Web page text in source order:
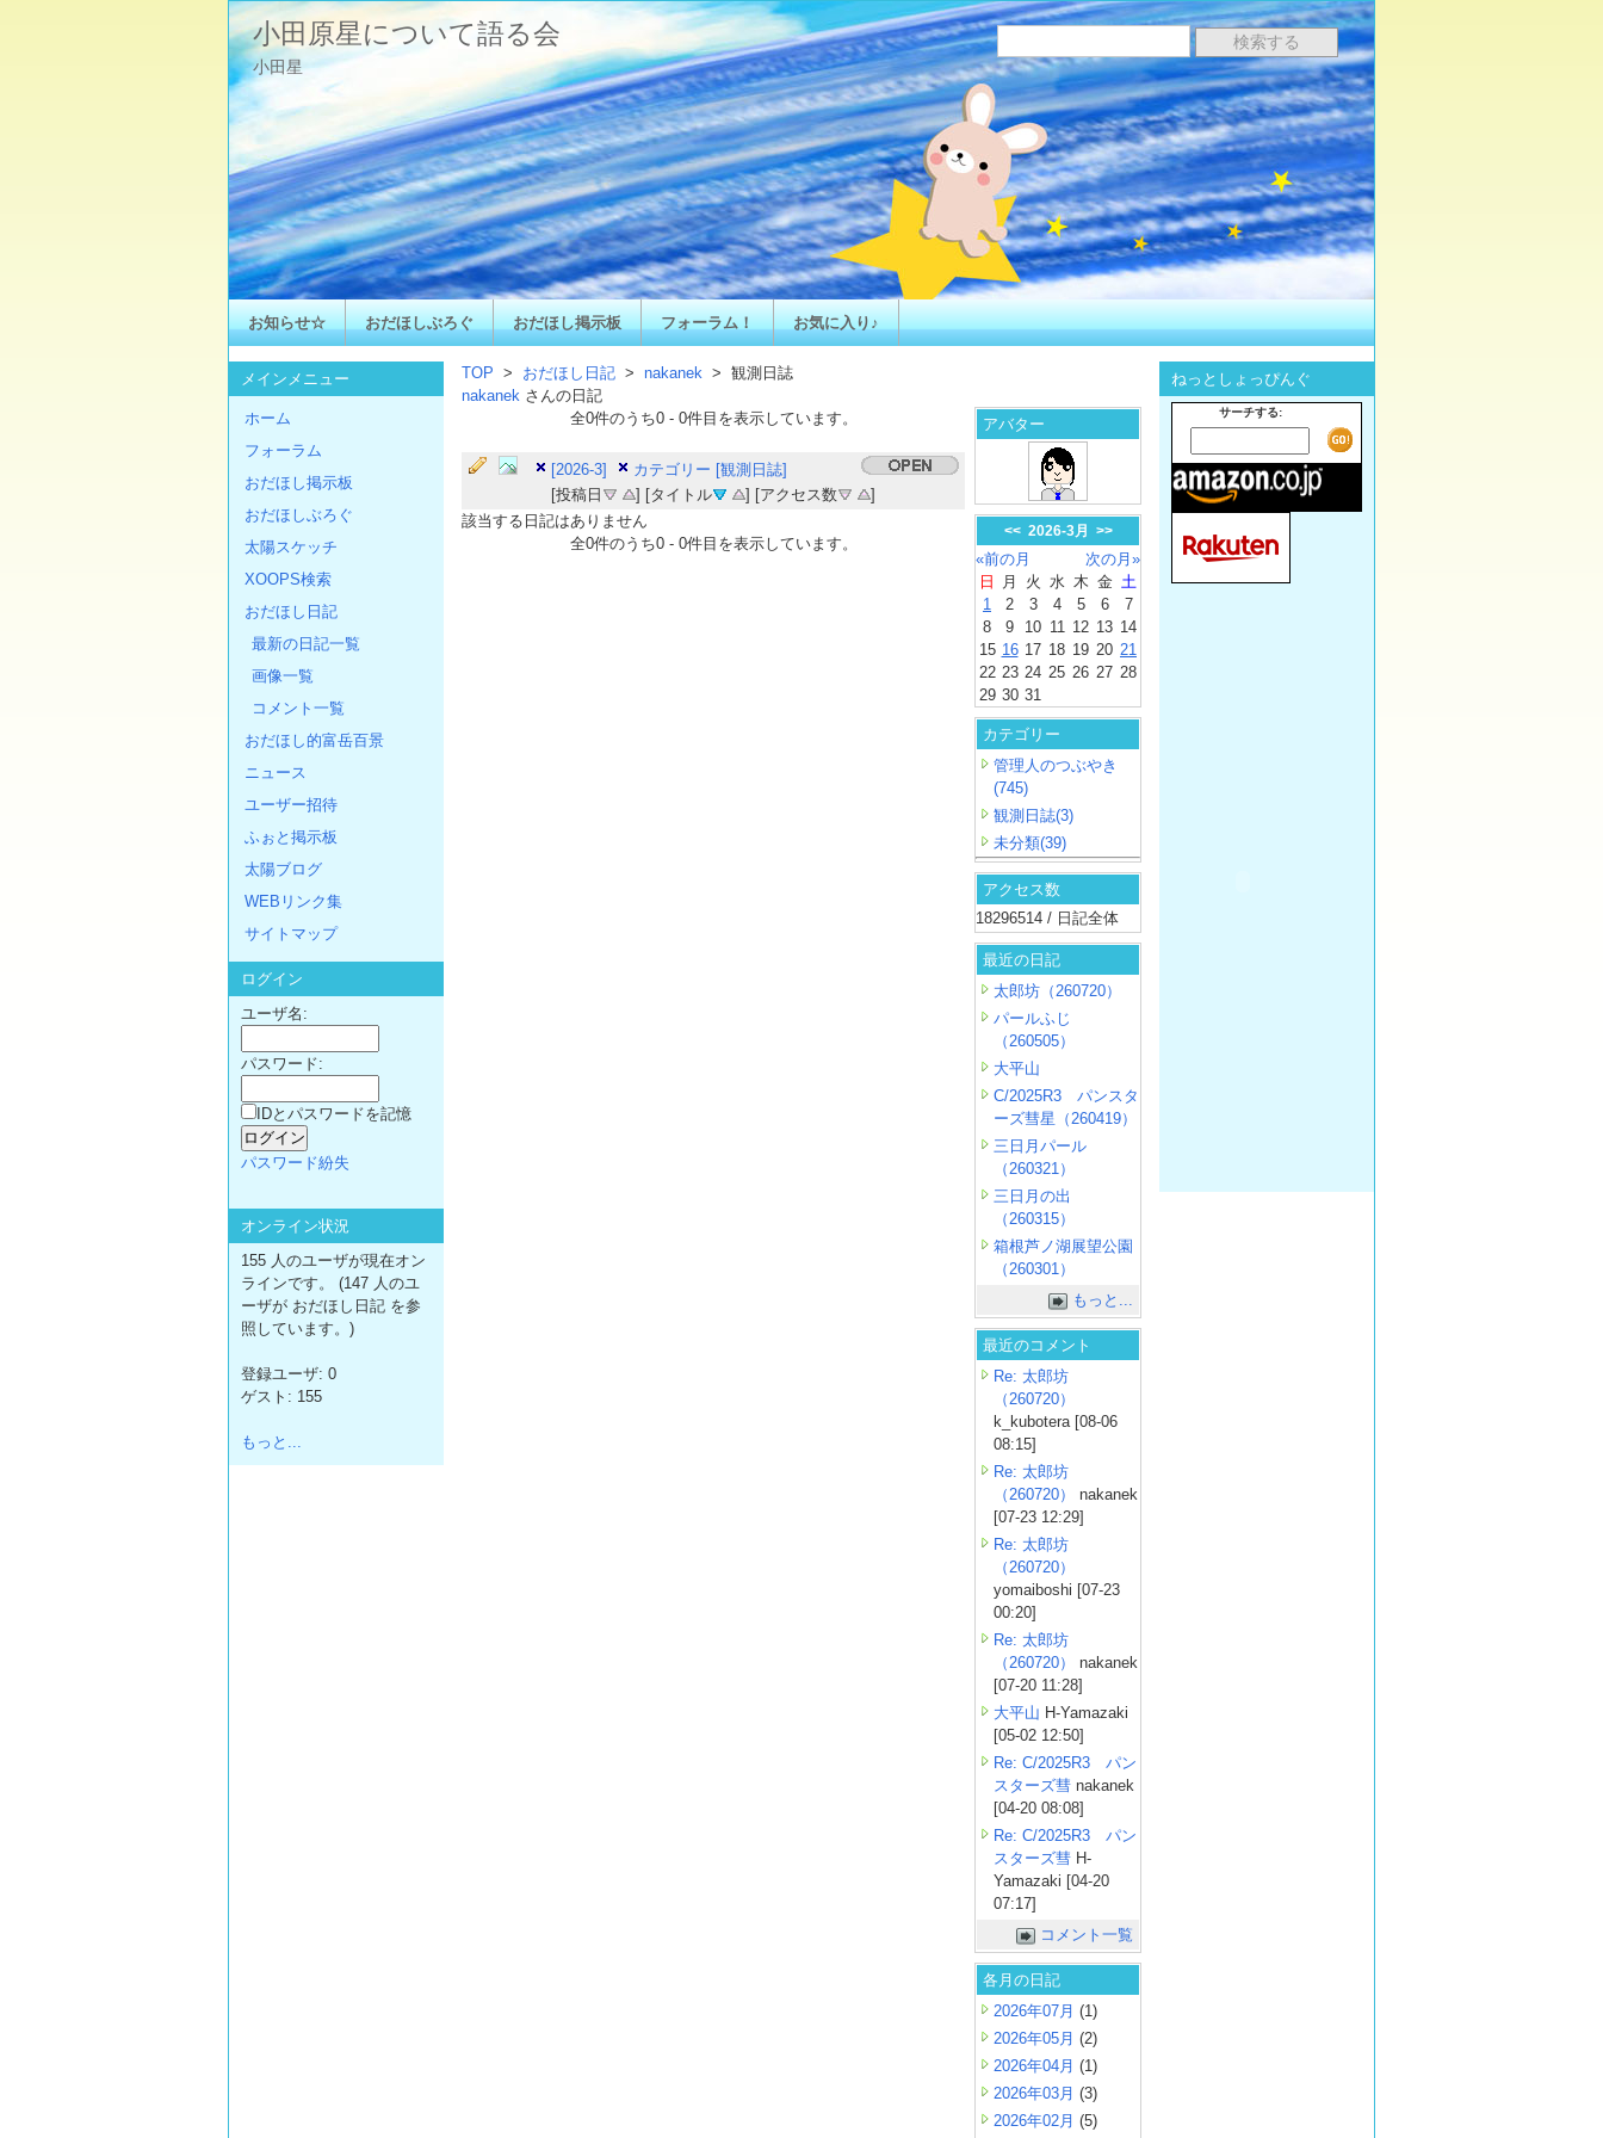
小田原星について語る会
小田星
お知らせ☆ おだほしぶろぐ おだほし掲示板 フォーラム！ お気に入り♪
TOP > おだほし日記 > nakanek > 観測日誌
nakanek さんの日記
全0件のうち0- 0件目を表示しています。
[2026-3]
カテゴリー [観測日誌]
[投稿日
] [タイトル ] [アクセス数
]
該当する日記はありません
全0件のうち0- 0件目を表示しています。
アバター
<< 2026-3月 >>
«前の月
次の月»
日
月 火 水 木 金 土
1
2 3 4 5 6
7
8
9 10 11 12 13 14
15 16 17 18 19 20 21
22 23 24 25 26 27 28
29 30 31
カテゴリー
管理人のつぶやき
(745)
観測日誌(3)
未分類(39)
アクセス数
18296514 / 日記全体
最近の日記
太郎坊（260720）
パールふじ
（260505）
大平山
C/2025R3 パンスタ
ーズ彗星（260419）
三日月パール
（260321）
三日月の出
（260315）
箱根芦ノ湖展望公園
（260301）
もっと...
最近のコメント
Re: 太郎坊
（260720）
k_kubotera [08-06
08:15]
Re: 太郎坊
（260720）
nakanek
[07-23 12:29]
Re: 太郎坊
（260720）
yomaiboshi [07-23
00:20]
Re: 太郎坊
（260720）
nakanek
[07-20 11:28]
大平山 H-Yamazaki
[05-02 12:50]
Re: C/2025R3 パン
スターズ彗 nakanek
[04-20 08:08]
Re: C/2025R3 パン
スターズ彗 H-
Yamazaki [04-20
07:17]
コメント一覧
各月の日記
2026年07月 (1)
2026年05月 (2)
2026年04月 (1)
2026年03月 (3)
2026年02月 (5)
メインメニュー
ホーム
フォーラム
おだほし掲示板
おだほしぶろぐ
太陽スケッチ
XOOPS検索
おだほし日記
最新の日記一覧
画像一覧
コメント一覧
おだほし的富岳百景
ニュース
ユーザー招待
ふぉと掲示板
太陽ブログ
WEBリンク集
サイトマップ
ログイン
ユーザ名:
パスワード:
IDとパスワードを記憶
パスワード紛失
オンライン状況
155 人のユーザが現在オン
ラインです。 (147 人のユ
ーザが おだほし日記 を参
照しています。)
登録ユーザ: 0
ゲスト: 155
もっと...
ねっとしょっぴんぐ
サーチする: